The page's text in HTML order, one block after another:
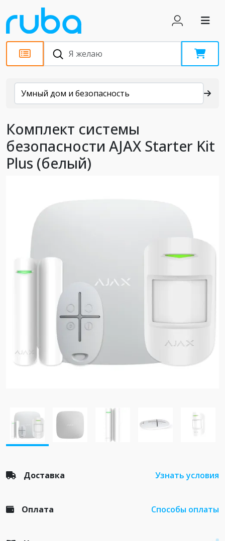
Каталог
Умный дом и безопасность
Комплект системы
безопасности AJAX Starter Kit
Plus (белый)
Доставка Узнать условия
Оплата Способы оплаты